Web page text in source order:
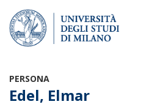
PERSONA
Edel, Elmar